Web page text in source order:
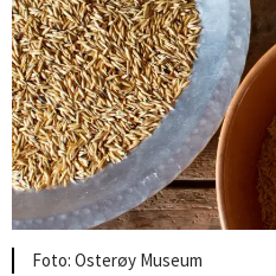
Osterøy Museum